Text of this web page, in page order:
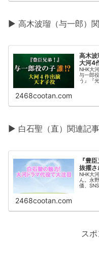
▶ 高木波瑠（与一郎）
高木波
大河4
NHK大
与一郎
う』『
2468cootan.com
▶ 白石聖（直）関連記
『豊
抜擢
NHK大
ん。永
価、
2468cootan.com
ス